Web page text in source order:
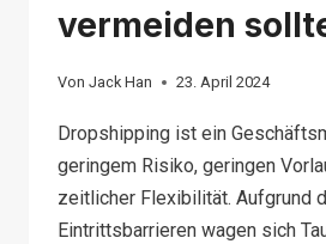
vermeiden
Von Jack Han 23. April 2024
Dropshipping ist ein
geringem Risiko, geringen
zeitlicher Flexibilität. Aufgrund
Eintrittsbarrieren wagen sich